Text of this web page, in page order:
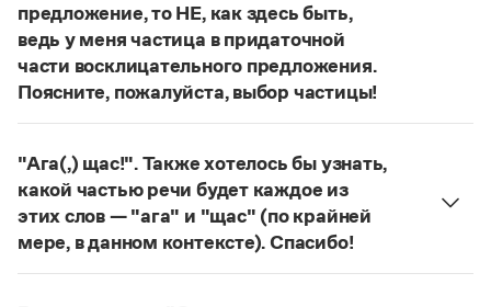
для школьников
Письмовник
Справочник по пунктуации
Словарь-справочник трудностей
Справочник по фразеологии
Азбучные истины
Все справочники портала
Журнал
предложение, то НЕ, как здесь быть,
ведь у меня частица в придаточной
части восклицательного предложения.
Поясните, пожалуйста, выбор частицы!
Правильно:Где бы ты ни был, помни о своих
восклицательных предложениях: Где ты только
не был!
"Ага(,) щас!". Также хотелось бы узнать,
какой частью речи будет каждое из
этих слов — "ага" и "щас" (по крайней
мере, в данном контексте). Спасибо!
Ага—частица, которая в данном случае